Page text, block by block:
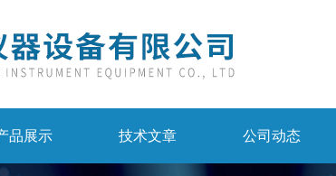
品展示 技术文章 公司动态